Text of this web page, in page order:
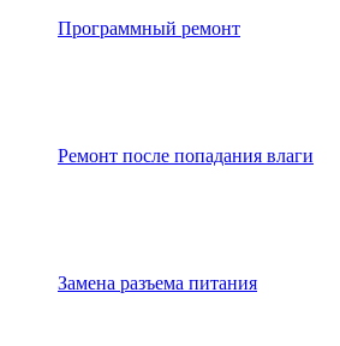
Программный ремонт
Ремонт после попадания влаги
Замена разъема питания